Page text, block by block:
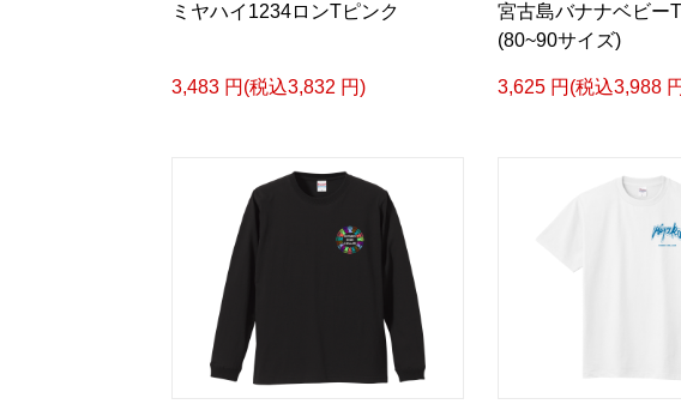
ミヤハイ1234ロンTピンク
3,483 円(税込3,832 円)
宮古島バナナベビー
(80~90サイズ)
3,625 円(税込3,988